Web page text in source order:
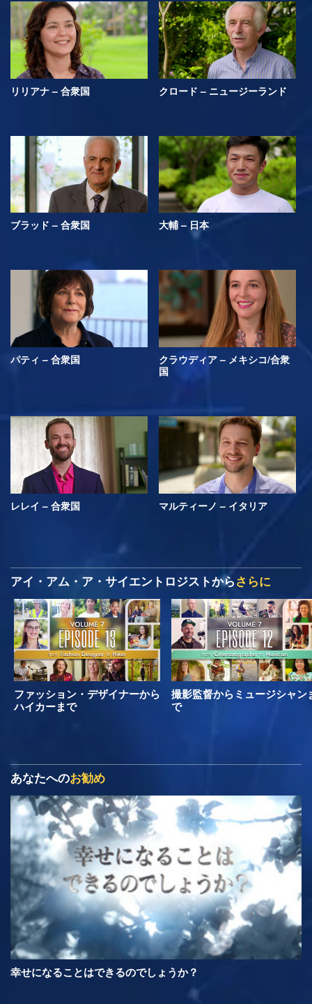
リリアナ – 合衆国 クロード – ニュージーランド
ブラッド – 合衆国 大輔 – 日本
パティ – 合衆国
クラウディア – メキシコ/合衆
国
レレイ – 合衆国 マルティーノ – イタリア
アイ・アム・ア・サイエントロジストからさらに
ファッション・デザイナーから
ハイカーまで
撮影監督からミュージシャン
で
あなたへのお勧め
幸せになることはできるのでしょうか？